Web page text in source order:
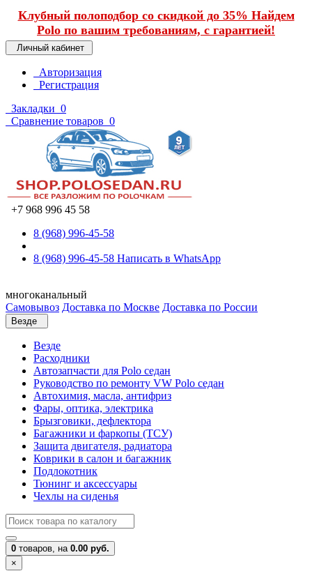
Клубный полоподбор со скидкой до 35% Найдем
Polo по вашим требованиям, с гарантией!
Личный кабинет
Авторизация
Регистрация
Закладки 0
Сравнение товаров 0
+7 968 996 45 58
8 (968) 996-45-58
8 (968) 996-45-58 Написать в WhatsApp
многоканальный
Самовывоз Доставка по Москве Доставка по России
Везде
Везде
Расходники
Автозапчасти для Polo седан
Руководство по ремонту VW Polo седан
Автохимия, масла, антифриз
Фары, оптика, электрика
Брызговики, дефлектора
Багажники и фаркопы (ТСУ)
Защита двигателя, радиатора
Коврики в салон и багажник
Подлокотник
Тюнинг и аксессуары
Чехлы на сиденья
0 товаров, на 0.00 руб.
×